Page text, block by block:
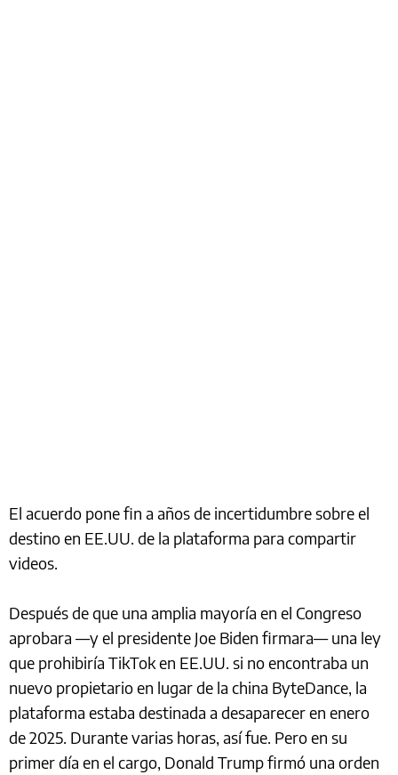
El acuerdo pone fin a años de incertidumbre sobre el
destino en EE.UU. de la plataforma para compartir
videos.
Después de que una amplia mayoría en el Congreso
aprobara —y el presidente Joe Biden firmara— una ley
que prohibiría TikTok en EE.UU. si no encontraba un
nuevo propietario en lugar de la china ByteDance, la
plataforma estaba destinada a desaparecer en enero
de 2025. Durante varias horas, así fue. Pero en su
primer día en el cargo, Donald Trump firmó una orden